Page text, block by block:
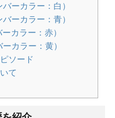
ーカラー：白）
ーカラー：青）
カラー：赤）
カラー：黄）
ソード
て